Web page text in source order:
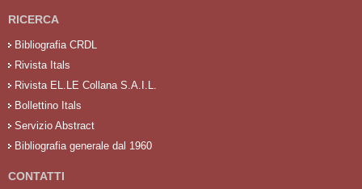
RICERCA
Bibliografia CRDL
Rivista Itals
Rivista EL.LE Collana S.A.I.L.
Bollettino Itals
Servizio Abstract
Bibliografia generale dal 1960
CONTATTI